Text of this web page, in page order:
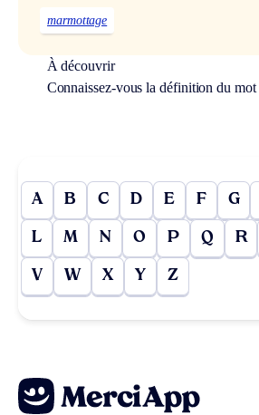
marmottage
À découvrir
Connaissez-vous la définition du mot
A B C D E F G
L M N O P Q R
V W X Y Z